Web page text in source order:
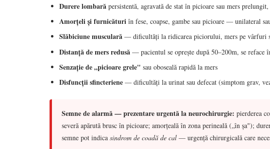
Durere lombarăpersistentă, agravată de stat în picioare sau mers
Amorțeli și furnicăturiîn fese, coapse, gambe sau picioare — unilateral
Slăbiciune musculară— dificultăți la ridicarea piciorului, mers pe vârfuri
Distanță de mers redusă — pacientul se oprește după 50–200m, se reface
Senzație de „picioare grele" sau oboseală rapidă la mers
Disfuncții sfincteriene— dificultăți la urinat sau defecat (simptom grav,
Semne de alarmă — prezentare urgentă la neurochirurgie: pierderea
severă apărută brusc în picioare; amorțeală în zona perineală („în șa");
semne pot indica sindrom de coadă de cal — urgență chirurgicală care